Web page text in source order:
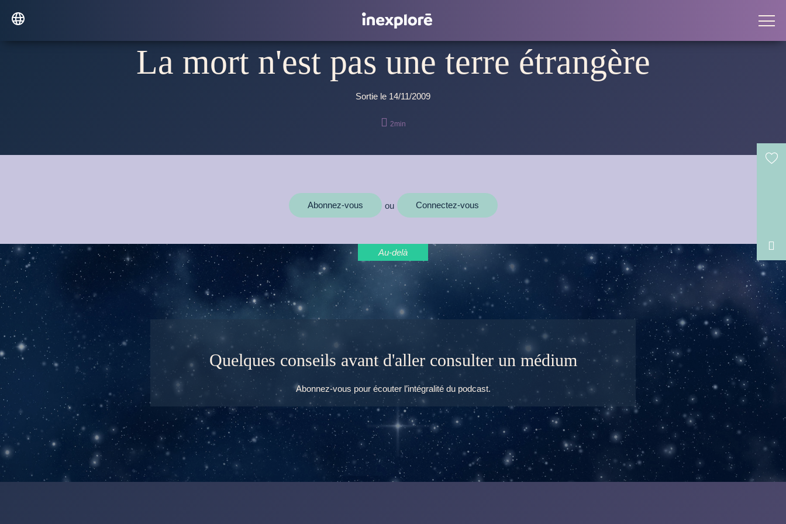
La mort n'est pas une terre étrangère
Sortie le 14/11/2009
 2min

Abonnez-vous ou Connectez-vous
Au-delà
Quelques conseils avant d'aller consulter un médium
Abonnez-vous pour écouter l’intégralité du podcast.